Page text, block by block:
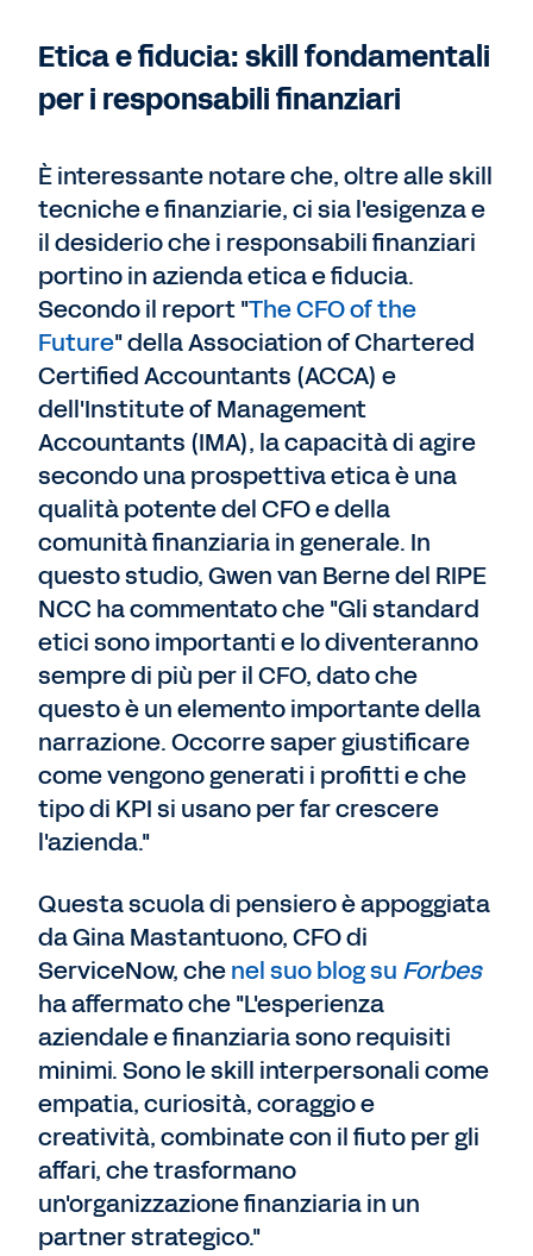
Etica e fiducia: skill fondamentali
per i responsabili finanziari
È interessante notare che, oltre alle skill
tecniche e finanziarie, ci sia l'esigenza e
il desiderio che i responsabili finanziari
portino in azienda etica e fiducia.
Secondo il report "The CFO of the
Future" della Association of Chartered
Certified Accountants (ACCA) e
dell'Institute of Management
Accountants (IMA), la capacità di agire
secondo una prospettiva etica è una
qualità potente del CFO e della
comunità finanziaria in generale. In
questo studio, Gwen van Berne del RIPE
NCC ha commentato che "Gli standard
etici sono importanti e lo diventeranno
sempre di più per il CFO, dato che
questo è un elemento importante della
narrazione. Occorre saper giustificare
come vengono generati i profitti e che
tipo di KPI si usano per far crescere
l'azienda."
Questa scuola di pensiero è appoggiata
da Gina Mastantuono, CFO di
ServiceNow, chenel suo blog su Forbes
ha affermato che "L'esperienza
aziendale e finanziaria sono requisiti
minimi. Sono le skill interpersonali come
empatia, curiosità, coraggio e
creatività, combinate con il fiuto per gli
affari, che trasformano
un'organizzazione finanziaria in un
partner strategico."